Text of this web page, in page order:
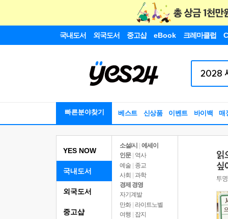
국내도서 외국도서 중고샵 eBook 크레마클럽
빠른분야찾기 베스트 신상품 이벤트 바이백 매
YES NOW
국내도서
소설/시
에세이
인문
역사
예술 | 종교
사회 | 과학
경제 경영
자기계발
만화 | 라이트노벨
여행
잡지
외국도서
중고샵